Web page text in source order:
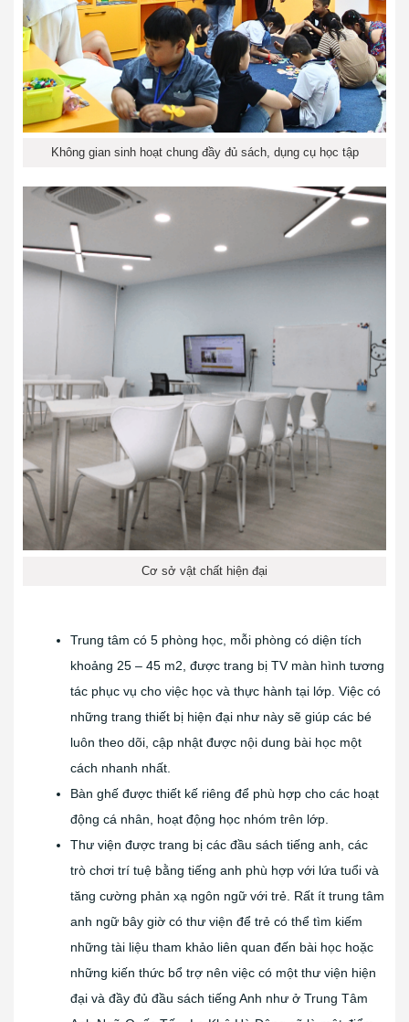
Không gian sinh hoạt chung đầy đủ sách, dụng cụ học tập
Cơ sở vật chất hiện đại
Trung tâm có 5 phòng học, mỗi phòng có diện tích
khoảng 25 – 45 m2, được trang bị TV màn hình tương
tác phục vụ cho việc học và thực hành tại lớp. Việc có
những trang thiết bị hiện đại như này sẽ giúp các bé
luôn theo dõi, cập nhật được nội dung bài học một
cách nhanh nhất.
Bàn ghế được thiết kế riêng để phù hợp cho các hoạt
động cá nhân, hoạt động học nhóm trên lớp.
Thư viện được trang bị các đầu sách tiếng anh, các
trò chơi trí tuệ bằng tiếng anh phù hợp với lứa tuổi và
tăng cường phản xạ ngôn ngữ với trẻ. Rất ít trung tâm
anh ngữ bây giờ có thư viện để trẻ có thể tìm kiếm
những tài liệu tham khảo liên quan đến bài học hoặc
những kiến thức bổ trợ nên việc có một thư viện hiện
đại và đầy đủ đầu sách tiếng Anh như ở Trung Tâm